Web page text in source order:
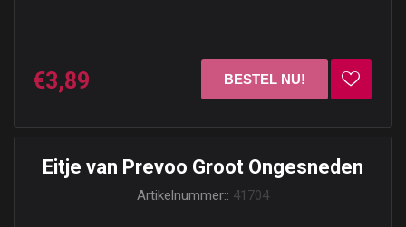
€3,89
Eitje van Prevoo Groot Ongesneden
Artikelnummer:: 41704